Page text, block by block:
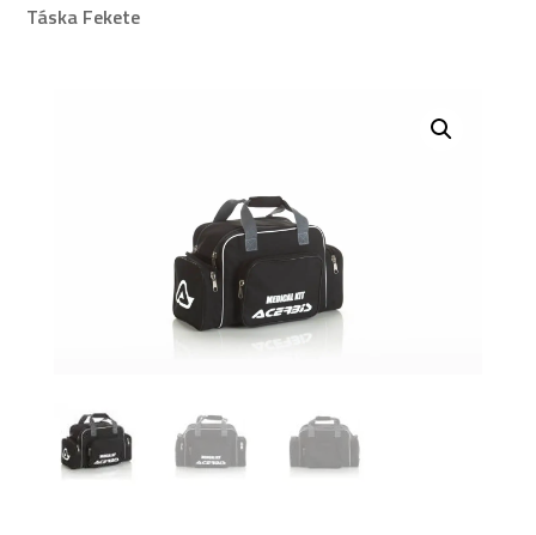
Táska Fekete